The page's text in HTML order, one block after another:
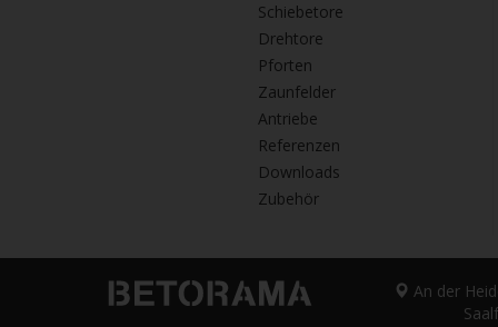
Schiebetore
Drehtore
Pforten
Zaunfelder
Antriebe
Referenzen
Downloads
Zubehör
An der